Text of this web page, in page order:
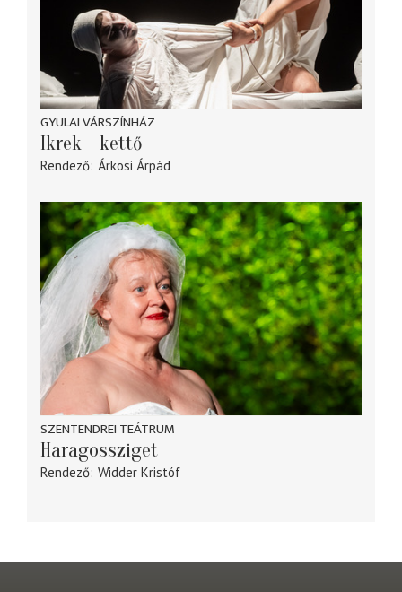
GYULAI VÁRSZÍNHÁZ
Ikrek – kettő
Rendező Árkosi Árpád
SZENTENDREI TEÁTRUM
Haragossziget
Rendező Widder Kristóf